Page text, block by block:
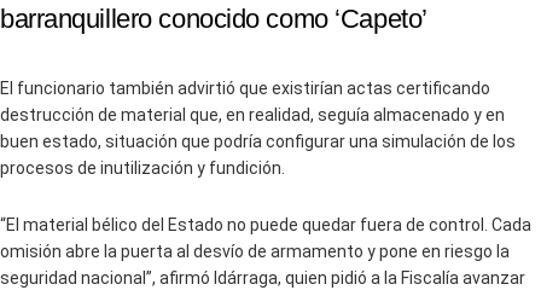
barranquillero conocido como ‘Capeto’
El funcionario también advirtió que existirían actas certificando
destrucción de material que, en realidad, seguía almacenado y en
buen estado, situación que podría configurar una simulación de los
procesos de inutilización y fundición.
“El material bélico del Estado no puede quedar fuera de control. Cada
omisión abre la puerta al desvío de armamento y pone en riesgo la
seguridad nacional”, afirmó Idárraga, quien pidió a la Fiscalía avanzar